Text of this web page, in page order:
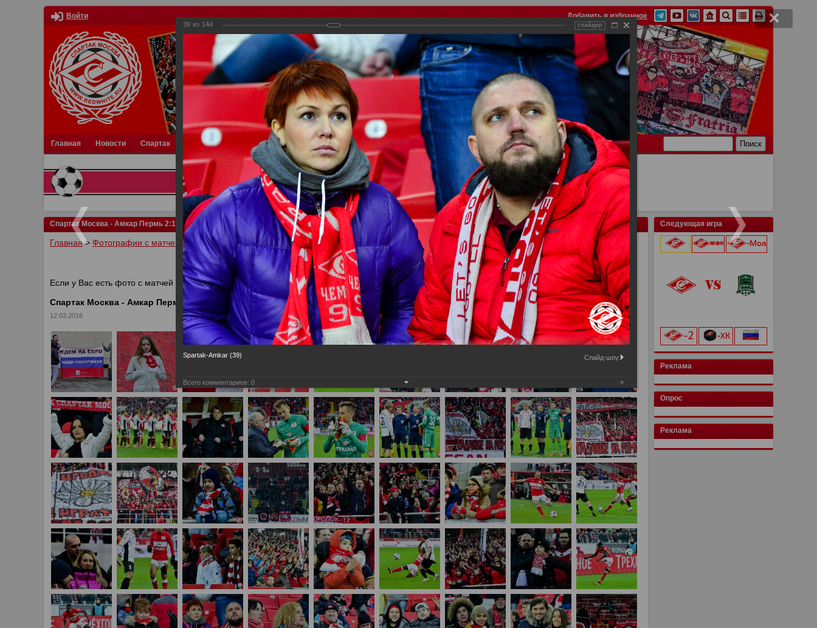
Войти Добавить в избранное
Главная Новости Спартак Турниры Отчеты Видео Фанату Стадионы О футболе КБ Форум Ссылки Связь
Спартак Москва - Амкар Пермь 2:1
Главная> Фотографии с матчей Спартака, Сборной Росиии>ФК Спартак > Сезон 2015/2016 > Спартак Москва - Амкар Пермь 2:1
Уважаемые посетители нашего сайта!
Если у Вас есть фото с матчей
Спартака, высылайте нам напочту
мы обязательно разместим их в этом разделе.
Спартак Москва - Амкар Пермь 2:1
12.03.2016
Следующая игра
Реклама
Опрос
Реклама
39 из 144 слайдер
Spartak-Amkar (39) Слайд-шоу:
Всего комментариев: 0